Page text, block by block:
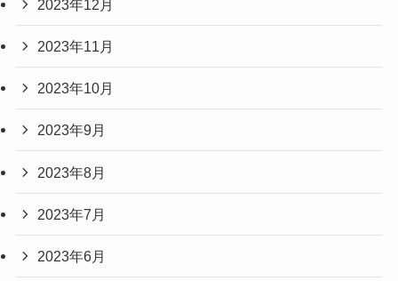
2023年12月
2023年11月
2023年10月
2023年9月
2023年8月
2023年7月
2023年6月